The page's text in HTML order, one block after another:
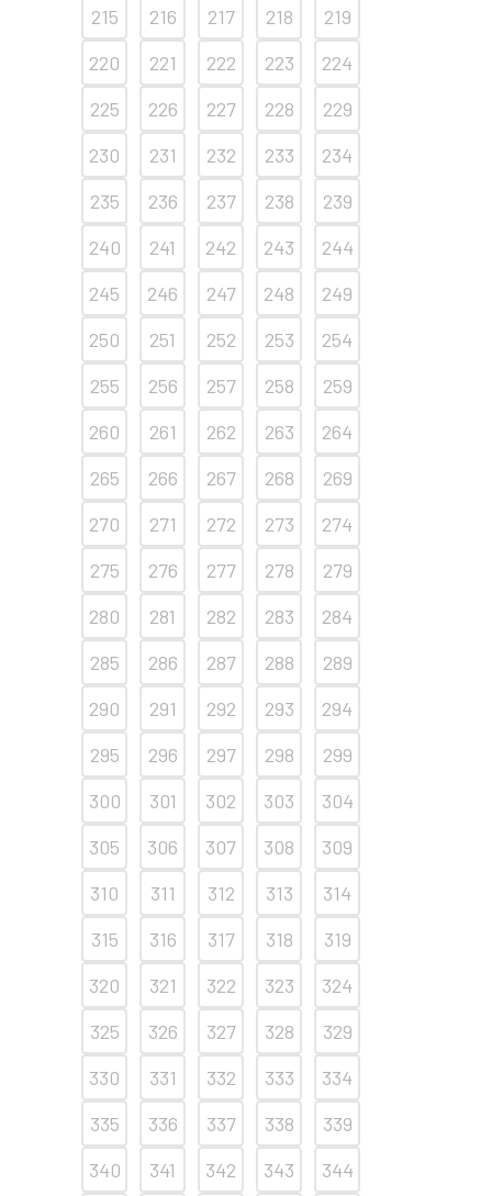
215
216 217 218
219
220
221 222 223
224
225
226 227 228
229
230
231 232 233
234
235
236 237 238
239
240
241 242 243
244
245
246 247 248
249
250
251 252 253
254
255
256 257 258
259
260
261 262 263
264
265
266 267 268
269
270
271 272 273
274
275
276 277 278
279
280
281 282 283
284
285
286 287 288
289
290
291 292 293
294
295
296 297 298
299
300
301 302 303
304
305
306 307 308
309
310
311 312 313
314
315
316 317 318
319
320
321 322 323
324
325
326 327 328
329
330
331 332 333
334
335
336 337 338
339
340
341 342 343
344